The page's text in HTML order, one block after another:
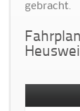
gebracht.